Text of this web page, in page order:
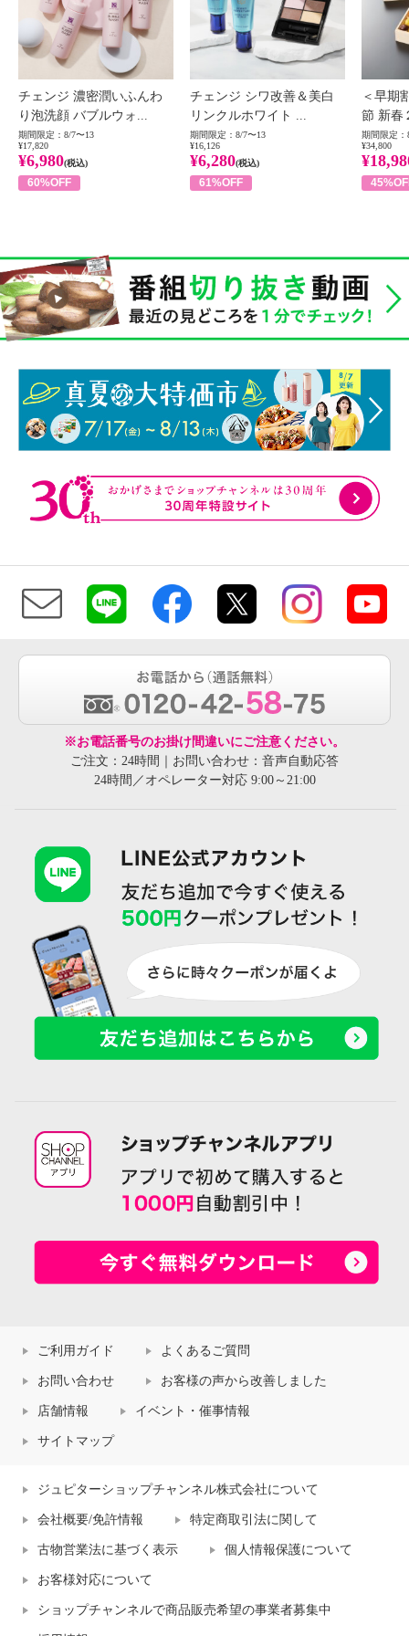
チェンジ 濃密潤いふんわ
り泡洗顔 バブルウォ...
期間限定：8/7〜13
¥17,820
¥6,980(税込)
60%OFF
チェンジ シワ改善＆美白
リンクルホワイト ...
期間限定：8/7〜13
¥16,126
¥6,280(税込)
61%OFF
＜早期
節 新春
期間限定：
¥34,800
※お電話番号のお掛け間違いにご注意ください。
ご注文：24時間｜お問い合わせ：音声自動応答
24時間／オペレーター対応 9:00～21:00
ご利用ガイド よくあるご質問
お問い合わせ お客様の声から改善しました
店舗情報 イベント・催事情報
サイトマップ
ジュピターショップチャンネル株式会社について
会社概要/免許情報 特定商取引法に関して
古物営業法に基づく表示 個人情報保護について
お客様対応について
ショップチャンネルで商品販売希望の事業者募集中